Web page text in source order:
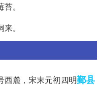
。
。
西麓，宋末元初四明鄞县